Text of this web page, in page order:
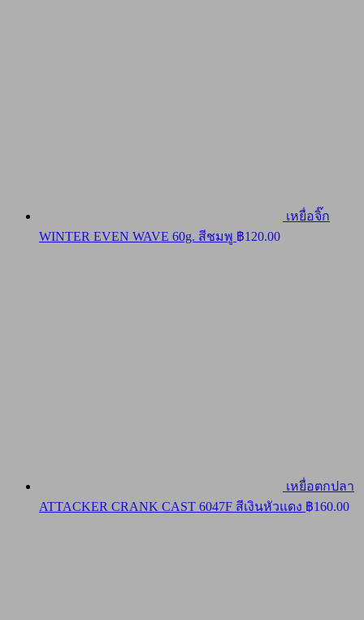
เหยื่อจิ๊ก
WINTER EVEN WAVE 60g. สีชมพู ฿120.00
เหยื่อตกปลา
ATTACKER CRANK CAST 6047F สีเงินหัวแดง ฿160.00